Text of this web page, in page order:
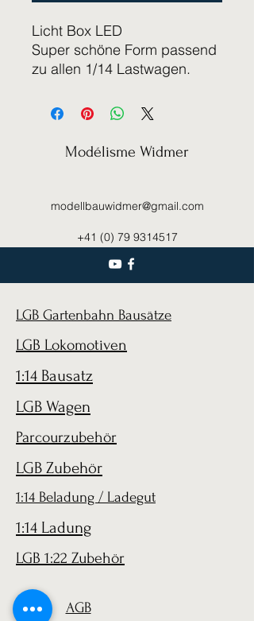
Licht Box LED
Super schöne Form passend
zu allen 1/14 Lastwagen.
Modélisme Widmer
modellbauwidmer@gmail.com
+41 (0) 79 9314517
LGB Gartenbahn Bausätze
LGB Lokomotiven
1:14 Bausatz
LGB Wagen
Parcourzubehör
LGB Zubehör
1:14 Beladung / Ladegut
1:14 Ladung
LGB 1:22 Zubehör
AGB